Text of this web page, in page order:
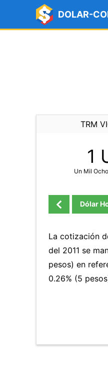
DOLAR-
TRM
1
Un Mil
Dólar
La cotización
del 2011 se
pesos) en
0.26% (5